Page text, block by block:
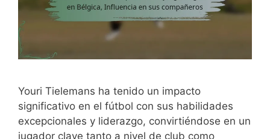
Youri Tielemans ha tenido un impacto
significativo en el fútbol con sus habilidades
excepcionales y liderazgo, convirtiéndose en un
jugador clave tanto a nivel de club como